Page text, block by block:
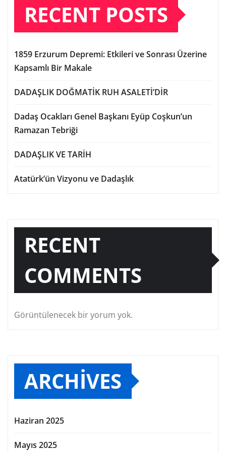
RECENT POSTS
1859 Erzurum Depremi: Etkileri ve Sonrası Üzerine
Kapsamlı Bir Makale
DADAŞLIK DOĞMATİK RUH ASALETİ’DİR
Dadaş Ocakları Genel Başkanı Eyüp Coşkun’un
Ramazan Tebriği
DADAŞLIK VE TARİH
Atatürk’ün Vizyonu ve Dadaşlık
RECENT
COMMENTS
Görüntülenecek bir yorum yok.
ARCHIVES
Haziran 2025
Mayıs 2025